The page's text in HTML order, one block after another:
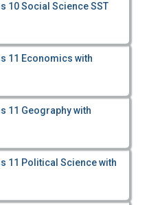
10 Social Science SST
11 Economics with
11 Geography with
11 Political Science with